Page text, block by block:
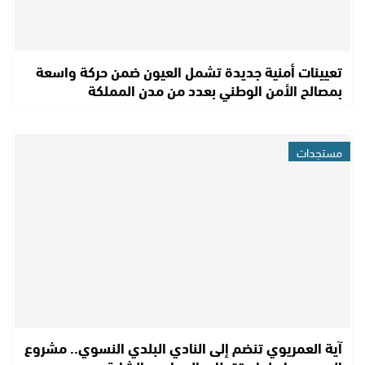
تعيينات أمنية جديدة تشمل العيون ضمن حركة واسعة
بمصالح الأمن الوطني بعدد من مدن المملكة
مستجدات
آية العمريوي تنضم إلى النادي البلدي النسوي.. مشروع